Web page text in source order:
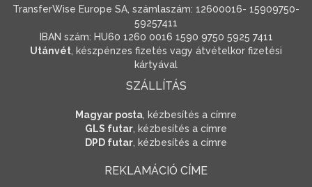
TransferWise Europe SA, számlaszám: 12600016- 15909750-
59257411
IBAN szám: HU60 1260 0016 1590 9750 5925 7411
Utánvét , készpénzes fizetés vagy átvételkor fizetési
kártyával
SZÁLLÍTÁS
Magyar posta , kézbesítés a címre
GLS futar , kézbesítés a címre
DPD futar , kézbesítés a címre
REKLAMÁCIÓ CÍME